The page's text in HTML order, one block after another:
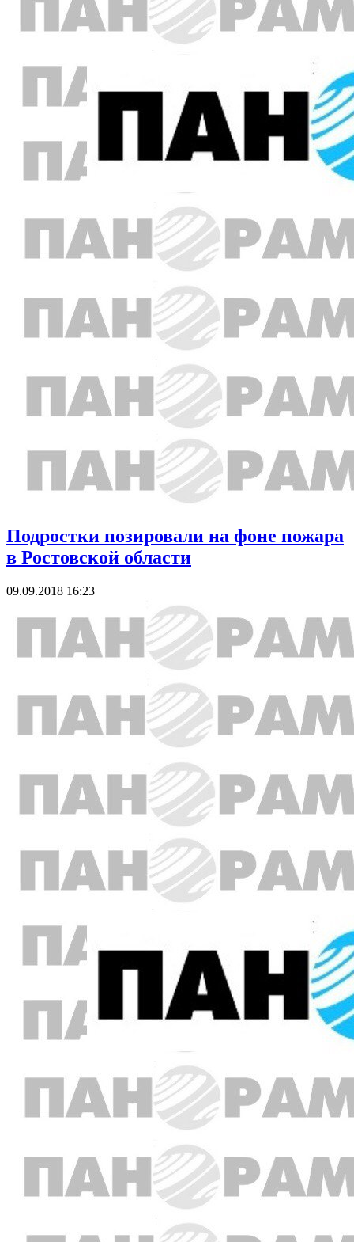
Подростки позировали на фоне пожара
в Ростовской области
09.09.2018 16:23